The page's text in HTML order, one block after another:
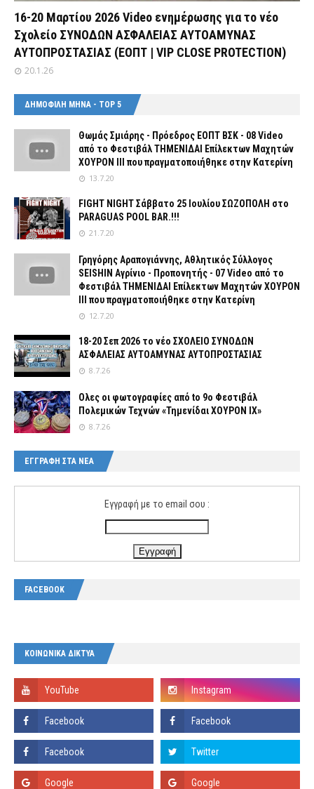
16-20 Μαρτίου 2026 Video ενημέρωσης για το νέο
Σχολείο ΣΥΝΟΔΩΝ ΑΣΦΑΛΕΙΑΣ ΑΥΤΟΑΜΥΝΑΣ
ΑΥΤΟΠΡΟΣΤΑΣΙΑΣ (ΕΟΠΤ | VIP CLOSE PROTECTION)
20.1.26
ΔΗΜΟΦΙΛΗ ΜΗΝΑ - TOP 5
Θωμάς Σμιάρης - Πρόεδρος ΕΟΠΤ ΒΣΚ - 08 Video
από το Φεστιβάλ ΤΗΜΕΝΙΔΑΙ Επίλεκτων Μαχητών
ΧΟΥΡΟΝ ΙΙΙ που πραγματοποιήθηκε στην Κατερίνη
13.7.20
FIGHT NIGHT Σάββατο 25 Ιουλίου ΣΩΖΟΠΟΛΗ στο
PARAGUAS POOL BAR.!!!
21.7.20
Γρηγόρης Αραπογιάννης, Αθλητικός Σύλλογος
SEISHIN Αγρίνιο - Προπονητής - 07 Video από το
Φεστιβάλ ΤΗΜΕΝΙΔΑΙ Επίλεκτων Μαχητών ΧΟΥΡΟΝ
ΙΙΙ που πραγματοποιήθηκε στην Κατερίνη
12.7.20
18-20 Σεπ 2026 το νέο ΣΧΟΛΕΙΟ ΣΥΝΟΔΩΝ
ΑΣΦΑΛΕΙΑΣ ΑΥΤΟΑΜΥΝΑΣ ΑΥΤΟΠΡΟΣΤΑΣΙΑΣ
8.7.26
Ολες οι φωτογραφίες από tο 9ο Φεστιβάλ
Πολεμικών Τεχνών «Τημενίδαι ΧΟΥΡΟΝ ΙΧ»
8.7.26
ΕΓΓΡΑΦΗ ΣΤΑ ΝΕΑ
Εγγραφή με το email σου :
FACEBOOK
ΚΟΙΝΩΝΙΚΑ ΔΙΚΤΥΑ